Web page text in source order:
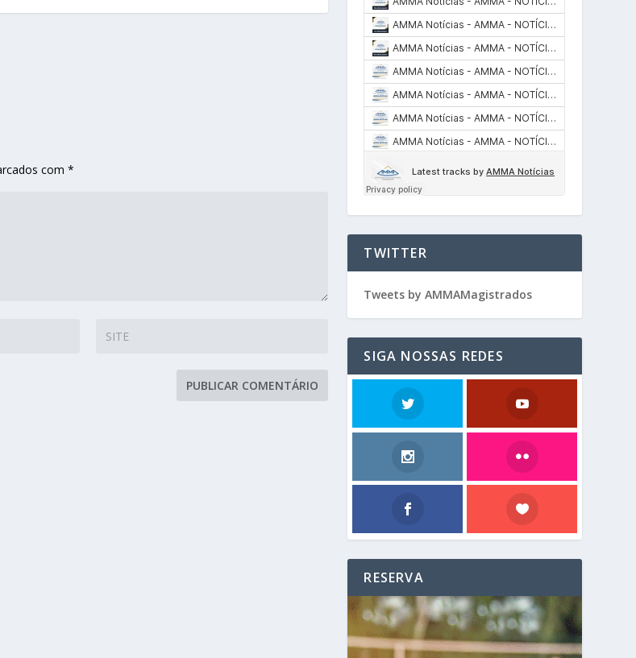
com*
TWITTER
Tweets by AMMAMagistrados
SIGA NOSSAS REDES
RESERVA